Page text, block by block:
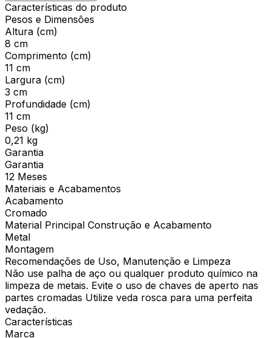
Características do produto
Pesos e Dimensões
Altura (cm)
8 cm
Comprimento (cm)
11 cm
Largura (cm)
3 cm
Profundidade (cm)
11 cm
Peso (kg)
0,21 kg
Garantia
Garantia
12 Meses
Materiais e Acabamentos
Acabamento
Cromado
Material Principal Construção e Acabamento
Metal
Montagem
Recomendações de Uso, Manutenção e Limpeza
Não use palha de aço ou qualquer produto químico na
limpeza de metais. Evite o uso de chaves de aperto nas
partes cromadas Utilize veda rosca para uma perfeita
vedação.
Características
Marca